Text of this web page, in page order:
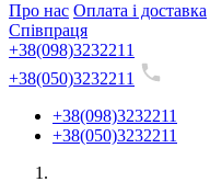
Про нас Оплата і доставка
Співпраця
+38(098)3232211
+38(050)3232211
+38(098)3232211
+38(050)3232211